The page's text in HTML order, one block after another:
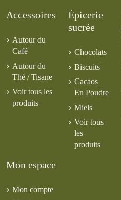
Accessoires
Autour du
Café
Autour du
Thé / Tisane
Voir tous les
produits
Épicerie
sucrée
Chocolats
Biscuits
Cacaos
En Poudre
Miels
Voir tous
les
produits
Mon espace
Mon compte